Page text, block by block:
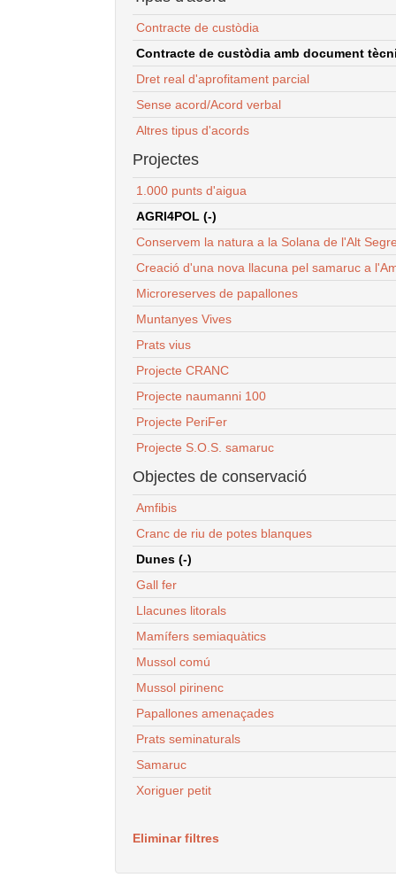
Contracte de custòdia
Contracte de custòdia amb document
Dret real d'aprofitament parcial
Sense acord/Acord verbal
Altres tipus d'acords
Projectes
1.000 punts d'aigua
AGRI4POL (-)
Conservem la natura a la Solana de l'Alt
Creació d'una nova llacuna pel samaruc a
Microreserves de papallones
Muntanyes Vives
Prats vius
Projecte CRANC
Projecte naumanni 100
Projecte PeriFer
Projecte S.O.S. samaruc
Objectes de conservació
Amfibis
Cranc de riu de potes blanques
Dunes (-)
Gall fer
Llacunes litorals
Mamífers semiaquàtics
Mussol comú
Mussol pirinenc
Papallones amenaçades
Prats seminaturals
Samaruc
Xoriguer petit
Eliminar filtres